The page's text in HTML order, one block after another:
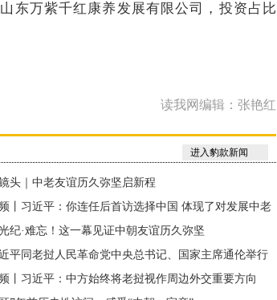
东万紫千红康养发展有限公司，投资占比
读我网编辑：张艳红
进入豹款新闻
头｜中老友谊历久弥坚启新程
丨习近平：你连任后首访选择中国 体现了对发展中老
的高度重视
纪·难忘！这一幕见证中朝友谊历久弥坚
平同老挝人民革命党中央总书记、国家主席通伦举行
丨习近平：中方始终将老挝视作周边外交重要方向